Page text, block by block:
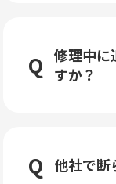
修理中に
すか？
他社で断